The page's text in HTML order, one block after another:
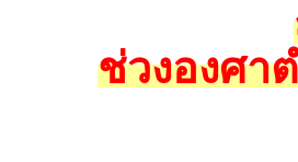
ช่วงองศา